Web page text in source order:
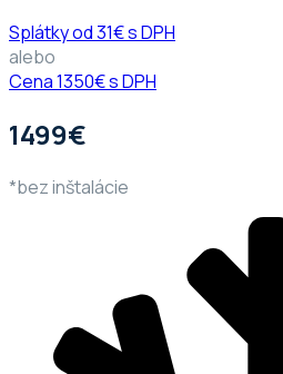
Splátky od 31€ s DPH
alebo
Cena 1350€ s DPH
1499€
*bez inštalácie